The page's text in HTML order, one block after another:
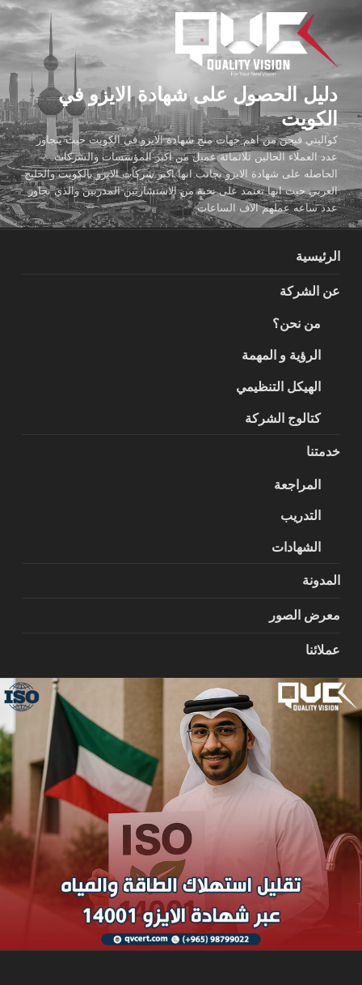
المحتوى
دليل الحصول على شهادة الايزو في
الكويت
كواليتي فيجن من اهم جهات منح شهادة الايزو في الكويت حيث يتجاوز
عدد العملاء الحالين ثلاثمائة عميل من اكبر المؤسسات والشركات
الحاصله على شهادة الايزو بجانب انها اكبر شركات الايزو بالكويت والخليج
العربي حيث انها تعتمد على نخبة من الاستشاريين المدربين والذي تجاوز
عدد ساعه عملهم الاف الساعات
الرئيسية
عن الشركة
من نحن؟
الرؤية و المهمة
الهيكل التنظيمي
كتالوج الشركة
خدمتنا
المراجعة
التدريب
الشهادات
المدونة
معرض الصور
عملائنا